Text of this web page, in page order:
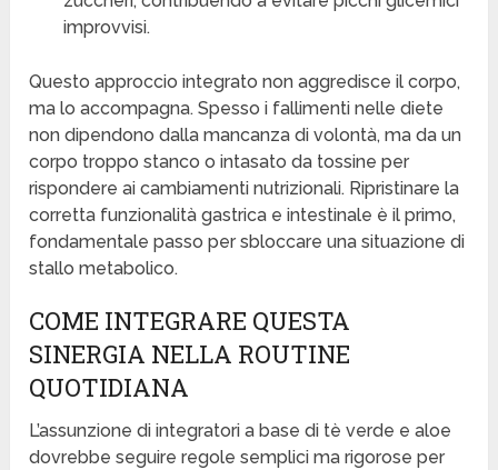
improvvisi.
Questo approccio integrato non aggredisce il corpo,
ma lo accompagna. Spesso i fallimenti nelle diete
non dipendono dalla mancanza di volontà, ma da un
corpo troppo stanco o intasato da tossine per
rispondere ai cambiamenti nutrizionali. Ripristinare la
corretta funzionalità gastrica e intestinale è il primo,
fondamentale passo per sbloccare una situazione di
stallo metabolico.
COME INTEGRARE QUESTA
SINERGIA NELLA ROUTINE
QUOTIDIANA
L’assunzione di integratori a base di tè verde e aloe
dovrebbe seguire regole semplici ma rigorose per